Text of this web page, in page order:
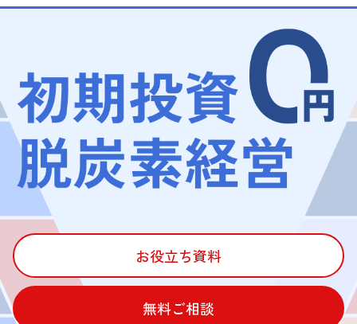
お役立ち資料
無料ご相談